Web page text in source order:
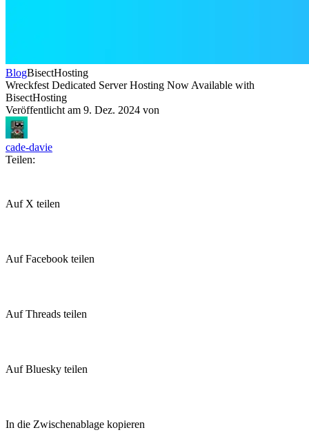
BlogBisectHosting
Wreckfest Dedicated Server Hosting Now Available with
BisectHosting
Veröffentlicht am 9. Dez. 2024 von
cade-davie
Teilen:
Auf X teilen
Auf Facebook teilen
Auf Threads teilen
Auf Bluesky teilen
In die Zwischenablage kopieren